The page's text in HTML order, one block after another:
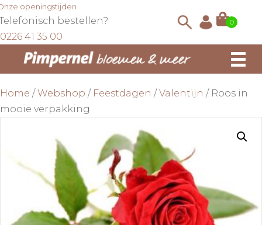
openingstijden
bestellen?
0226 41 35 00
0
Home / Webshop / Feestdagen / Valentijn / Roos in
mooie verpakking